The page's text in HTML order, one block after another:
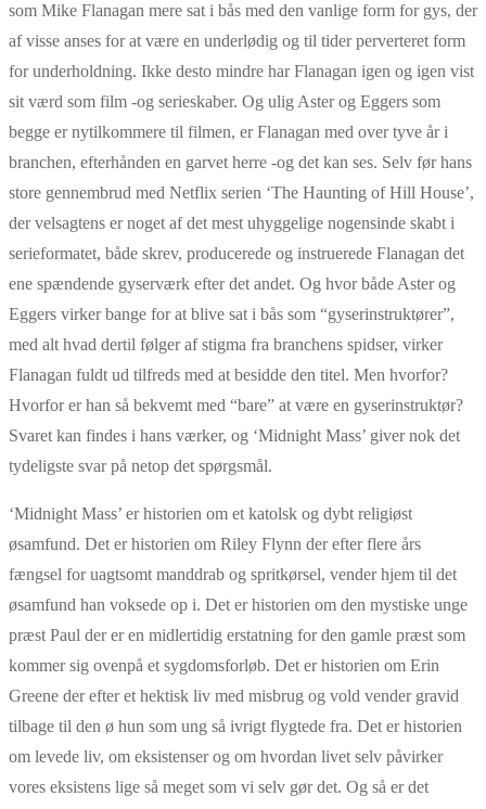
som Mike Flanagan mere sat i bås med den vanlige form for gys, der
af visse anses for at være en underlødig og til tider perverteret form
for underholdning. Ikke desto mindre har Flanagan igen og igen vist
sit værd som film -og serieskaber. Og ulig Aster og Eggers som
begge er nytilkommere til filmen, er Flanagan med over tyve år i
branchen, efterhånden en garvet herre -og det kan ses. Selv før hans
store gennembrud med Netflix serien ‘The Haunting of Hill House’,
der velsagtens er noget af det mest uhyggelige nogensinde skabt i
serieformatet, både skrev, producerede og instruerede Flanagan det
ene spændende gyserværk efter det andet. Og hvor både Aster og
Eggers virker bange for at blive sat i bås som “gyserinstruktører”,
med alt hvad dertil følger af stigma fra branchens spidser, virker
Flanagan fuldt ud tilfreds med at besidde den titel. Men hvorfor?
Hvorfor er han så bekvemt med “bare” at være en gyserinstruktør?
Svaret kan findes i hans værker, og ‘Midnight Mass’ giver nok det
tydeligste svar på netop det spørgsmål.
‘Midnight Mass’ er historien om et katolsk og dybt religiøst
øsamfund. Det er historien om Riley Flynn der efter flere års
fængsel for uagtsomt manddrab og spritkørsel, vender hjem til det
øsamfund han voksede op i. Det er historien om den mystiske unge
præst Paul der er en midlertidig erstatning for den gamle præst som
kommer sig ovenpå et sygdomsforløb. Det er historien om Erin
Greene der efter et hektisk liv med misbrug og vold vender gravid
tilbage til den ø hun som ung så ivrigt flygtede fra. Det er historien
om levede liv, om eksistenser og om hvordan livet selv påvirker
vores eksistens lige så meget som vi selv gør det. Og så er det